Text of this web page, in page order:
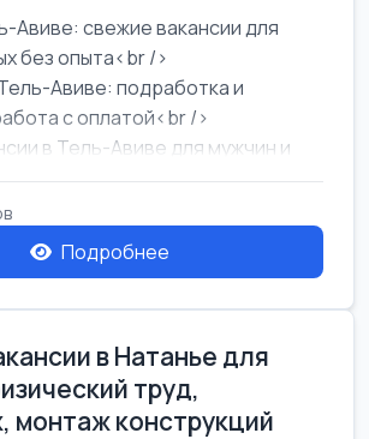
Авиве: свежие вакансии для
без опыта<br />
Авиве: подработка и
с оплатой<br />
в Тель-Авиве для мужчин и
Подробнее
в Натанье для
труд,
монтаж конструкций